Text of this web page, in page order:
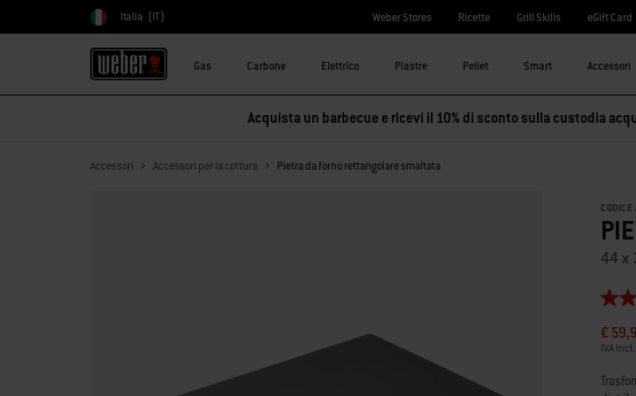
Scegli paese
Italia (IT) Weber Stores Ricette Grill Skills eGift Card
Gas Carbone Elettrico Piastre Pellet Smart Accessori
Acquista un barbecue e ricevi il 10% di sconto sulla custodia
Accessori Accessori per la cottura Pietra da forno rettangolare smaltata
CODICE
44 x
5.0
su
5
valore
di
€
IVA incl.